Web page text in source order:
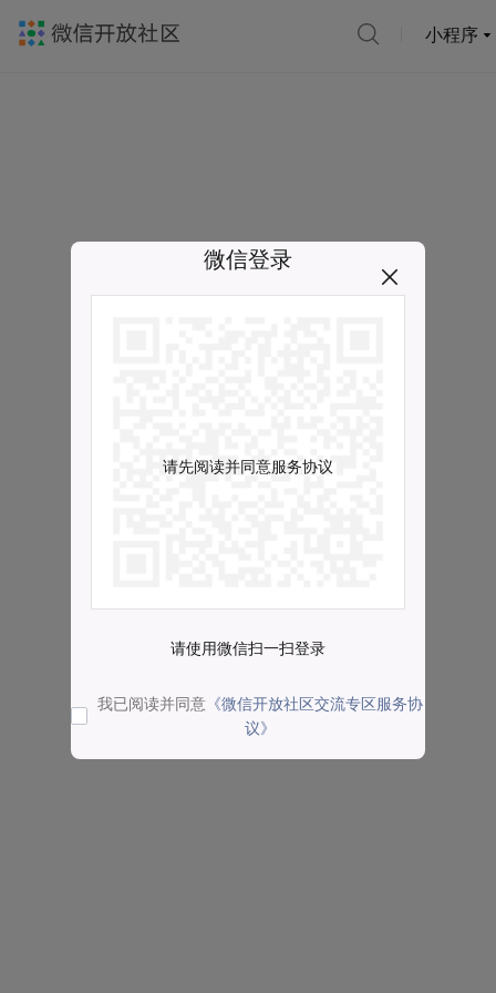
小程序
微信登录
请先阅读并同意服务协议
请使用微信扫一扫登录
我已阅读并同意 《微信开放社区交流专区服务协
议》